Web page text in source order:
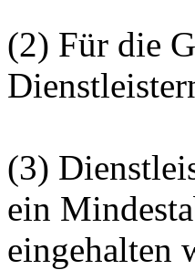
(2) Für die
(3)
ein
eingehalten